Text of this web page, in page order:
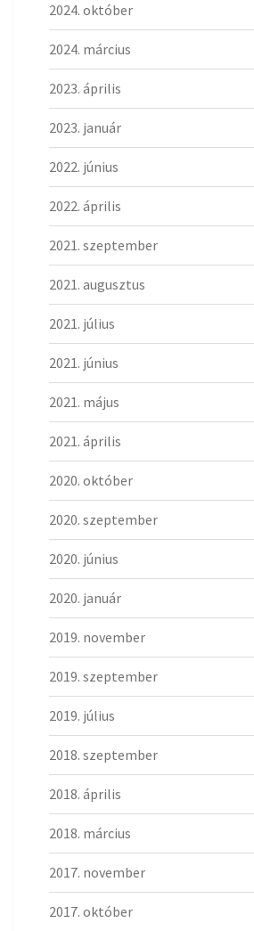
2024. október
2024. március
2023. április
2023. január
2022. június
2022. április
2021. szeptember
2021. augusztus
2021. július
2021. június
2021. május
2021. április
2020. október
2020. szeptember
2020. június
2020. január
2019. november
2019. szeptember
2019. július
2018. szeptember
2018. április
2018. március
2017. november
2017. október